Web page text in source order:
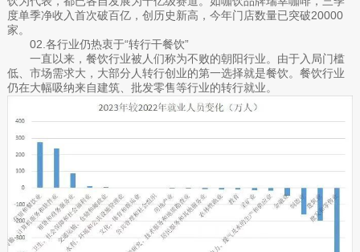
度单季净收入首次破百亿，创历史新高，今年门店数量已突破20000
家。
02.各行业仍热衷于“转行干餐饮”
一直以来，餐饮行业被人们称为不败的朝阳行业。由于入局门槛
低、市场需求大，大部分人转行创业的第一选择就是餐饮。餐饮行业
仍在大幅吸纳来自建筑、批发零售等行业的转行就业。